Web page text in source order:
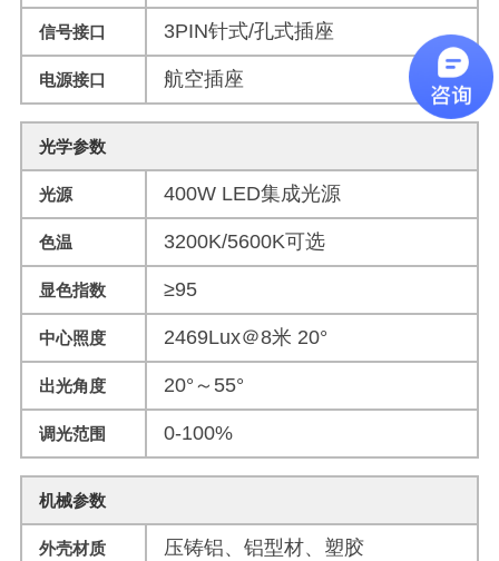
信号接口 3PIN针式/孔式插座
电源接口 航空插座
光学参数
光源 400W LED集成光源
色温 3200K/5600K可选
显色指数 ≥95
中心照度 2469Lux＠8米 20°
出光角度 20°～55°
调光范围 0-100%
机械参数
外壳材质 压铸铝、铝型材、塑胶